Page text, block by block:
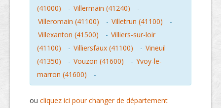
(41000)
- Villermain (41240)
-
Villeromain (41100)
- Villetrun (41100)
-
Villexanton (41500)
- Villiers-sur-loir
(41100)
- Villiersfaux (41100) - Vineuil
(41350)
- Vouzon (41600) - Yvoy-le-
marron (41600)
-
ou cliquez ici pour changer de département